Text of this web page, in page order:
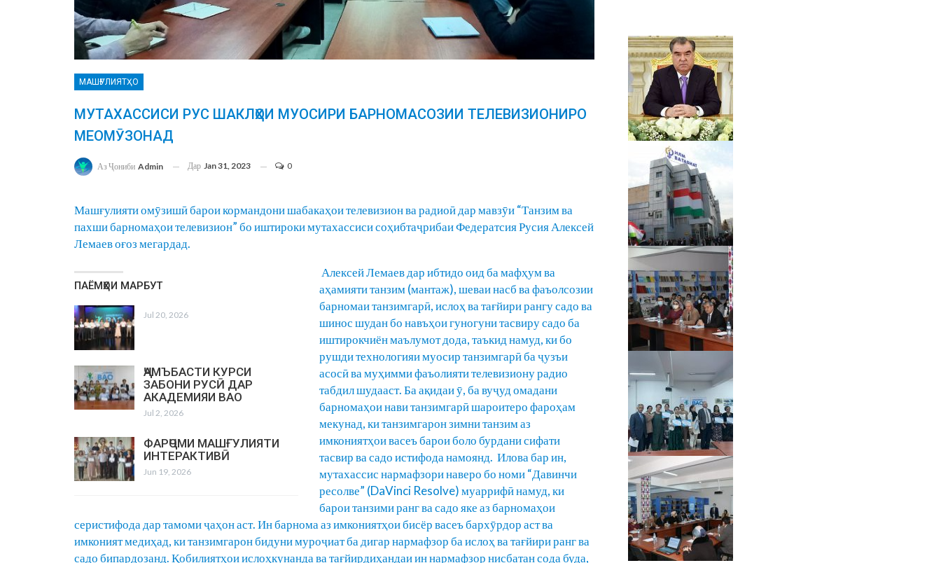
МАШҒУЛИЯТҲО
МУТАХАССИСИ РУС ШАКЛҲОИ МУОСИРИ БАРНОМАСОЗИИ ТЕЛЕВИЗИОНИРО
МЕОМӮЗОНАД
Аз Ҷониби Admin Дар Jan 31, 2023 0
Машғулияти омӯзишӣ барои кормандони шабакаҳои телевизион ва радиоӣ дар мавзӯи “Танзим ва
пахши барномаҳои телевизион” бо иштироки мутахассиси соҳибтаҷрибаи Федератсия Русия Алексей
Лемаев оғоз мегардад.
ПАЁМҲОИ МАРБУТ
Jul 20, 2026
ҶАМЪБАСТИ КУРСИ
ЗАБОНИ РУСӢ ДАР
АКАДЕМИЯИ ВАО
Jul 2, 2026
ФАРҶОМИ МАШҒУЛИЯТИ
ИНТЕРАКТИВӢ
Jun 19, 2026
Алексей Лемаев дар ибтидо оид ба мафҳум ва
аҳамияти танзим (мантаж), шеваи насб ва фаъолсозии
барномаи танзимгарӣ, ислоҳ ва тағйири рангу садо ва
шинос шудан бо навъҳои гуногуни тасвиру садо ба
иштирокчиён маълумот дода, таъкид намуд, ки бо
рушди технологияи муосир танзимгарӣ ба ҷузъи
асосӣ ва муҳимми фаъолияти телевизиону радио
табдил шудааст. Ба ақидаи ӯ, ба вуҷуд омадани
барномаҳои нави танзимгарӣ шароитеро фароҳам
мекунад, ки танзимгарон зимни танзим аз
имкониятҳои васеъ барои боло бурдани сифати
тасвир ва садо истифода намоянд. Илова бар ин,
мутахассис нармафзори наверо бо номи “Давинчи
ресолве” (DaVinci Resolve) муаррифӣ намуд, ки
барои танзими ранг ва садо яке аз барномаҳои
серистифода дар тамоми ҷаҳон аст. Ин барнома аз имкониятҳои бисёр васеъ бархӯрдор аст ва
имконият медиҳад, ки танзимгарон бидуни муроҷиат ба дигар нармафзор ба ислоҳ ва тағйири ранг ва
садо бипардозанд. Қобилиятҳои ислоҳкунанда ва тағйирдиҳандаи ин нармафзор нисбатан сода буда,